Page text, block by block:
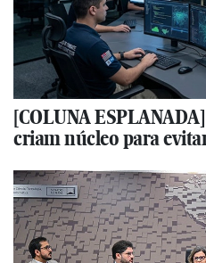
[COLUNA
criam núcleo para